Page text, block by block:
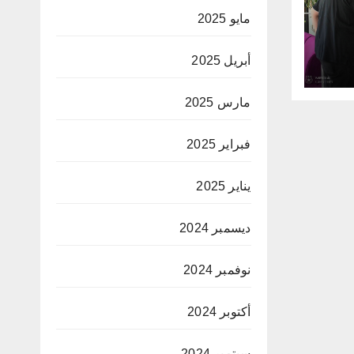
مايو 2025
أبريل 2025
مارس 2025
فبراير 2025
يناير 2025
ديسمبر 2024
نوفمبر 2024
أكتوبر 2024